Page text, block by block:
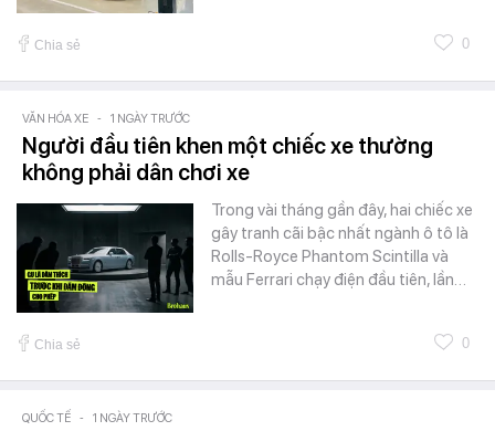
Chia sẻ 0
VĂN HÓA XE - 1 NGÀY TRƯỚC
Người đầu tiên khen một chiếc xe thường
không phải dân chơi xe
Trong vài tháng gần đây, hai chiếc xe
gây tranh cãi bậc nhất ngành ô tô là
Rolls-Royce Phantom Scintilla và
mẫu Ferrari chạy điện đầu tiên, lần…
Chia sẻ 0
QUỐC TẾ - 1 NGÀY TRƯỚC